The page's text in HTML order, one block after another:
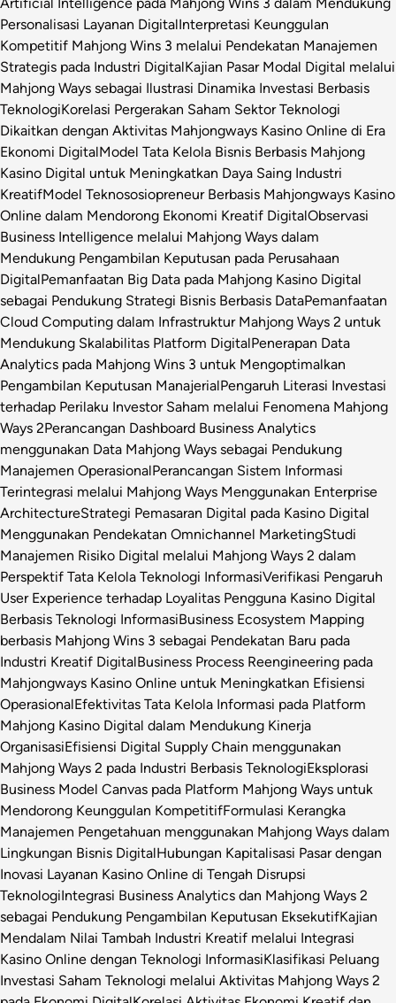
Artificial Intelligence pada Mahjong Wins 3 dalam Mendukung
Personalisasi Layanan DigitalInterpretasi Keunggulan
Kompetitif Mahjong Wins 3 melalui Pendekatan Manajemen
Strategis pada Industri DigitalKajian Pasar Modal Digital melalui
Mahjong Ways sebagai Ilustrasi Dinamika Investasi Berbasis
TeknologiKorelasi Pergerakan Saham Sektor Teknologi
Dikaitkan dengan Aktivitas Mahjongways Kasino Online di Era
Ekonomi DigitalModel Tata Kelola Bisnis Berbasis Mahjong
Kasino Digital untuk Meningkatkan Daya Saing Industri
KreatifModel Teknososiopreneur Berbasis Mahjongways Kasino
Online dalam Mendorong Ekonomi Kreatif DigitalObservasi
Business Intelligence melalui Mahjong Ways dalam
Mendukung Pengambilan Keputusan pada Perusahaan
DigitalPemanfaatan Big Data pada Mahjong Kasino Digital
sebagai Pendukung Strategi Bisnis Berbasis DataPemanfaatan
Cloud Computing dalam Infrastruktur Mahjong Ways 2 untuk
Mendukung Skalabilitas Platform DigitalPenerapan Data
Analytics pada Mahjong Wins 3 untuk Mengoptimalkan
Pengambilan Keputusan ManajerialPengaruh Literasi Investasi
terhadap Perilaku Investor Saham melalui Fenomena Mahjong
Ways 2Perancangan Dashboard Business Analytics
menggunakan Data Mahjong Ways sebagai Pendukung
Manajemen OperasionalPerancangan Sistem Informasi
Terintegrasi melalui Mahjong Ways Menggunakan Enterprise
ArchitectureStrategi Pemasaran Digital pada Kasino Digital
Menggunakan Pendekatan Omnichannel MarketingStudi
Manajemen Risiko Digital melalui Mahjong Ways 2 dalam
Perspektif Tata Kelola Teknologi InformasiVerifikasi Pengaruh
User Experience terhadap Loyalitas Pengguna Kasino Digital
Berbasis Teknologi InformasiBusiness Ecosystem Mapping
berbasis Mahjong Wins 3 sebagai Pendekatan Baru pada
Industri Kreatif DigitalBusiness Process Reengineering pada
Mahjongways Kasino Online untuk Meningkatkan Efisiensi
OperasionalEfektivitas Tata Kelola Informasi pada Platform
Mahjong Kasino Digital dalam Mendukung Kinerja
OrganisasiEfisiensi Digital Supply Chain menggunakan
Mahjong Ways 2 pada Industri Berbasis TeknologiEksplorasi
Business Model Canvas pada Platform Mahjong Ways untuk
Mendorong Keunggulan KompetitifFormulasi Kerangka
Manajemen Pengetahuan menggunakan Mahjong Ways dalam
Lingkungan Bisnis DigitalHubungan Kapitalisasi Pasar dengan
Inovasi Layanan Kasino Online di Tengah Disrupsi
TeknologiIntegrasi Business Analytics dan Mahjong Ways 2
sebagai Pendukung Pengambilan Keputusan EksekutifKajian
Mendalam Nilai Tambah Industri Kreatif melalui Integrasi
Kasino Online dengan Teknologi InformasiKlasifikasi Peluang
Investasi Saham Teknologi melalui Aktivitas Mahjong Ways 2